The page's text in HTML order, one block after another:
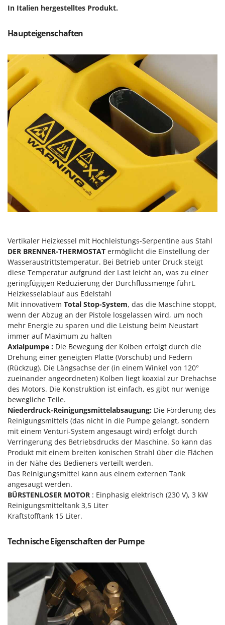
Rupfmaschinen
S
Sämaschinen und Düngerstreuer
Scheibenpflüge
Schneefräsen
Schneeräumer
Schrotmühlen - elektrisch
Schwader für Traktoren
Schweißgeräte
Seilwinden - Motorseilwinden
Sichelmähwerke für Traktoren
Sichelmulcher für Traktoren
Sortierer für Oliven
Stäubegeräte für Traktor
Staubsauger - Elektrobesen
T
Teppichreiniger und Teppichbodenreiniger
Thermische und mechanische Unkrautbrenner
Tomatenpressen
Tragbare Powerstationen
Traktor-Heckenscheren mit Ausleger
U
Umfüllpumpen
Umkehrfräsen
V
Vakuumiergeräte
Vertikutierer
Vogelscheuchen - Vogelabwehr
W
Wasserpumpen
Wasserpumpen für Traktoren
Wein- und Obstpressen
Weitere Produkte
Wippsägen
Wurstfüller
Zerstäuber
GreenBay
GRIFO
GVS
GYS
H
Hailo
Helvi
Henx
HiKOKI
Honda
I
Il-Tec
Intec
Intex
Iseki
Italyco
ITM
J JOLLY ITALIA
K
KAAZ
Karcher
Kasco
Kemper
Kenwood
Keter
KitchenAid
Komo
L
Laica
Lampacrescia - MGM
LAR Casalinghi
Lavor
Linea VZ
Lisam
Lotusgrill
In Italien hergestelltes Produkt.
Haupteigenschaften
Vertikaler Heizkessel mit Hochleistungs-Serpentine aus Stahl
DER BRENNER-THERMOSTAT ermöglicht die Einstellung der
Wasseraustrittstemperatur. Bei Betrieb unter Druck steigt
diese Temperatur aufgrund der Last leicht an, was zu einer
geringfügigen Reduzierung der Durchflussmenge führt.
Heizkesselablauf aus Edelstahl
Mit innovativem Total Stop-System, das die Maschine stoppt,
wenn der Abzug an der Pistole losgelassen wird, um noch
mehr Energie zu sparen und die Leistung beim Neustart
immer auf Maximum zu halten
Axialpumpe : Die Bewegung der Kolben erfolgt durch die
Drehung einer geneigten Platte (Vorschub) und Federn
(Rückzug). Die Längsachse der (in einem Winkel von 120°
zueinander angeordneten) Kolben liegt koaxial zur Drehachse
des Motors. Die Konstruktion ist einfach, es gibt nur wenige
bewegliche Teile.
Niederdruck-Reinigungsmittelabsaugung: Die Förderung des
Reinigungsmittels (das nicht in die Pumpe gelangt, sondern
mit einem Venturi-System angesaugt wird) erfolgt durch
Verringerung des Betriebsdrucks der Maschine. So kann das
Produkt mit einem breiten konischen Strahl über die Flächen
in der Nähe des Bedieners verteilt werden.
Das Reinigungsmittel kann aus einem externen Tank
angesaugt werden.
BÜRSTENLOSER MOTOR : Einphasig elektrisch (230 V), 3 kW
Reinigungsmitteltank 3,5 Liter
Kraftstofftank 15 Liter.
Technische Eigenschaften der Pumpe